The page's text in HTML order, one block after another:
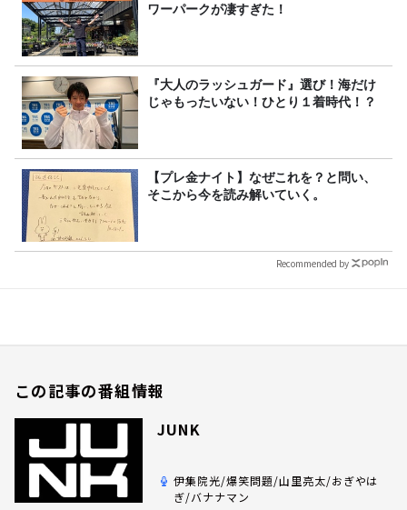
ワーパークが凄すぎた！
『大人のラッシュガード』選び！海だけ
じゃもったいない！ひとり１着時代！？
【プレ金ナイト】なぜこれを？と問い、
そこから今を読み解いていく。
Recommended by
この記事の番組情報
JUNK
伊集院光/爆笑問題/山里亮太/おぎやは
ぎ/バナナマン